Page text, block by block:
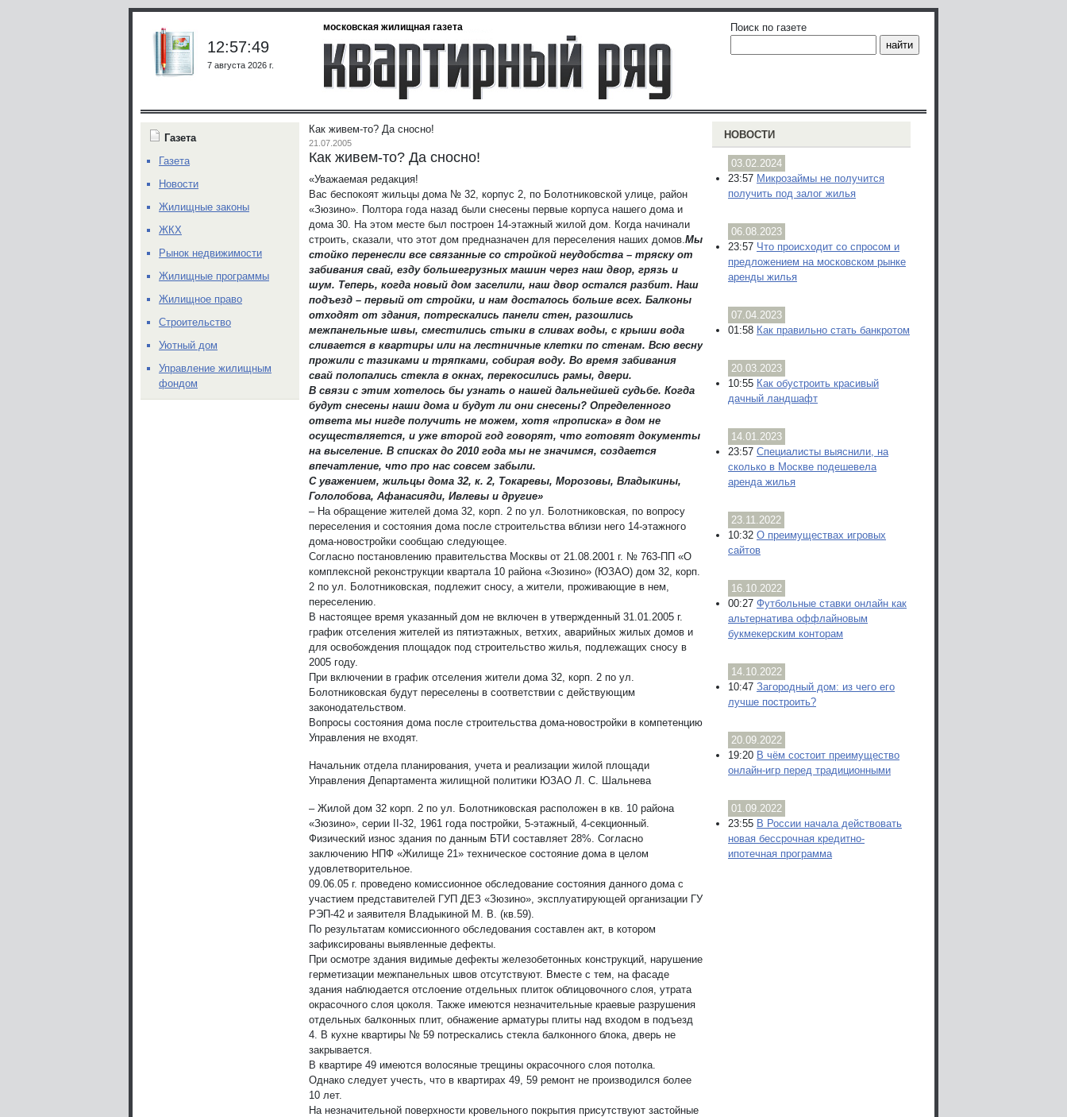
московская жилищная газета
12:57:49
7 августа 2026 г.
Поиск по газете
Как живем-то? Да сносно!
21.07.2005
Как живем-то? Да сносно!
«Уважаемая редакция!
Вас беспокоят жильцы дома № 32, корпус 2, по Болотниковской улице, район
«Зюзино». Полтора года назад были снесены первые корпуса нашего дома и
дома 30. На этом месте был построен 14-этажный жилой дом. Когда начинали
строить, сказали, что этот дом предназначен для переселения наших домов. Мы
стойко перенесли все связанные со стройкой неудобства – тряску от
забивания свай, езду большегрузных машин через наш двор, грязь и
шум. Теперь, когда новый дом заселили, наш двор остался разбит. Наш
подъезд – первый от стройки, и нам досталось больше всех. Балконы
отходят от здания, потрескались панели стен, разошлись
межпанельные швы, сместились стыки в сливах воды, с крыши вода
сливается в квартиры или на лестничные клетки по стенам. Всю весну
прожили с тазиками и тряпками, собирая воду. Во время забивания
свай полопались стекла в окнах, перекосились рамы, двери.
В связи с этим хотелось бы узнать о нашей дальнейшей судьбе. Когда
будут снесены наши дома и будут ли они снесены? Определенного
ответа мы нигде получить не можем, хотя «прописка» в дом не
осуществляется, и уже второй год говорят, что готовят документы
на выселение. В списках до 2010 года мы не значимся, создается
впечатление, что про нас совсем забыли.
С уважением, жильцы дома 32, к. 2, Токаревы, Морозовы, Владыкины,
Гололобова, Афанасияди, Ивлевы и другие»
– На обращение жителей дома 32, корп. 2 по ул. Болотниковская, по вопросу
переселения и состояния дома после строительства вблизи него 14-этажного
дома-новостройки сообщаю следующее.
Согласно постановлению правительства Москвы от 21.08.2001 г. № 763-ПП «О
комплексной реконструкции квартала 10 района «Зюзино» (ЮЗАО) дом 32, корп.
2 по ул. Болотниковская, подлежит сносу, а жители, проживающие в нем,
переселению.
В настоящее время указанный дом не включен в утвержденный 31.01.2005 г.
график отселения жителей из пятиэтажных, ветхих, аварийных жилых домов и
для освобождения площадок под строительство жилья, подлежащих сносу в
2005 году.
При включении в график отселения жители дома 32, корп. 2 по ул.
Болотниковская будут переселены в соответствии с действующим
законодательством.
Вопросы состояния дома после строительства дома-новостройки в компетенцию
Управления не входят.
Начальник отдела планирования, учета и реализации жилой площади
Управления Департамента жилищной политики ЮЗАО Л. С. Шальнева
– Жилой дом 32 корп. 2 по ул. Болотниковская расположен в кв. 10 района
«Зюзино», серии II-32, 1961 года постройки, 5-этажный, 4-секционный.
Физический износ здания по данным БТИ составляет 28%. Согласно
заключению НПФ «Жилище 21» техническое состояние дома в целом
удовлетворительное.
09.06.05 г. проведено комиссионное обследование состояния данного дома с
участием представителей ГУП ДЕЗ «Зюзино», эксплуатирующей организации ГУ
РЭП-42 и заявителя Владыкиной М. В. (кв.59).
По результатам комиссионного обследования составлен акт, в котором
зафиксированы выявленные дефекты.
При осмотре здания видимые дефекты железобетонных конструкций, нарушение
герметизации межпанельных швов отсутствуют. Вместе с тем, на фасаде
здания наблюдается отслоение отдельных плиток облицовочного слоя, утрата
окрасочного слоя цоколя. Также имеются незначительные краевые разрушения
отдельных балконных плит, обнажение арматуры плиты над входом в подъезд
4. В кухне квартиры № 59 потрескались стекла балконного блока, дверь не
закрывается.
В квартире 49 имеются волосяные трещины окрасочного слоя потолка.
Однако следует учесть, что в квартирах 49, 59 ремонт не производился более
10 лет.
На незначительной поверхности кровельного покрытия присутствуют застойные
НОВОСТИ
03.02.2024
23:57 Микрозаймы не получится
получить под залог жилья
06.08.2023
23:57 Что происходит со спросом и
предложением на московском рынке
аренды жилья
07.04.2023
01:58 Как правильно стать банкротом
20.03.2023
10:55 Как обустроить красивый
дачный ландшафт
14.01.2023
23:57 Специалисты выяснили, на
сколько в Москве подешевела
аренда жилья
23.11.2022
10:32 О преимуществах игровых
сайтов
16.10.2022
00:27 Футбольные ставки онлайн как
альтернатива оффлайновым
букмекерским конторам
14.10.2022
10:47 Загородный дом: из чего его
лучше построить?
20.09.2022
19:20 В чём состоит преимущество
онлайн-игр перед традиционными
01.09.2022
23:55 В России начала действовать
новая бессрочная кредитно-
ипотечная программа
Газета
Газета
Новости
Жилищные законы
ЖКХ
Рынок недвижимости
Жилищные программы
Жилищное право
Строительство
Уютный дом
Управление жилищным
фондом